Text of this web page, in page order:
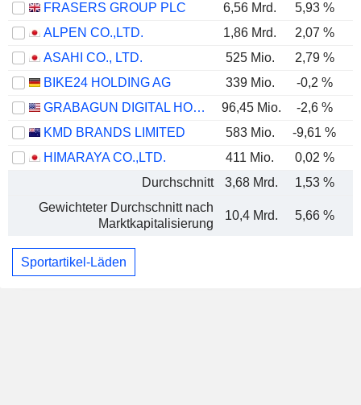
FRASERS GROUP PLC
6,56 Mrd. 5,93 %
ALPEN CO.,LTD.
1,86 Mrd. 2,07 %
ASAHI CO., LTD.
525 Mio. 2,79 %
BIKE24 HOLDING AG
339 Mio. -0,2 %
GRABAGUN DIGITAL HOLDINGS INC.
96,45 Mio. -2,6 %
KMD BRANDS LIMITED
583 Mio. -9,61 %
HIMARAYA CO.,LTD.
411 Mio. 0,02 %
Durchschnitt
3,68 Mrd.
1,53 %
Gewichteter Durchschnitt nach
Marktkapitalisierung
10,4 Mrd. 5,66 %
Sportartikel-Läden